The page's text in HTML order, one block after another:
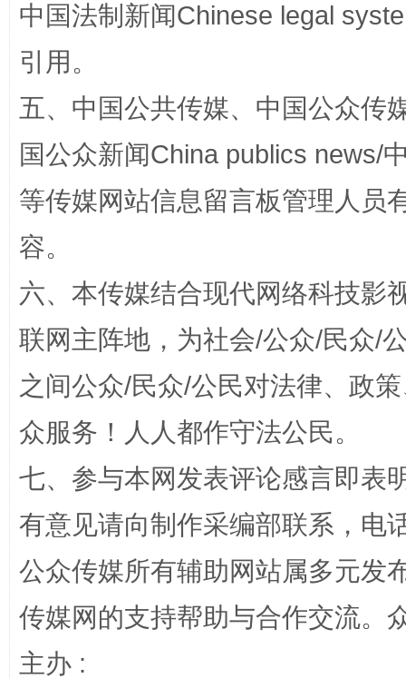
“蜀中异人”王建安的艺术幻境
中国法制新闻Chinese legal
引用。
五、中国公共传媒、中国公众传
国公众新闻China publics news/
等传媒网站信息留言板管理人员
容。
六、本传媒结合现代网络科技影
联网主阵地，为社会/公众/民众/
之间公众/民众/公民对法律、政
众服务！人人都作守法公民。
七、参与本网发表评论感言即表
有意见请向制作采编部联系，电
公众传媒所有辅助网站属多元发
传媒网的支持帮助与合作交流。
主办 :